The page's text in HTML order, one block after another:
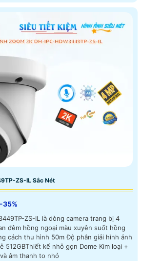
ZS-IL Sắc Nét
35%
ZS-IL là dòng camera trang bị 4
đêm hồng ngoại màu xuyên suốt hồng
cách thu hình 50m Độ phân giải hình ảnh
512GBThiết kế nhỏ gọn Dome Kim loại +
âm thanh to nhỏ